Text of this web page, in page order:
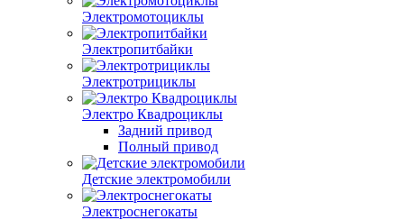
Электромотоциклы
Электропитбайки
Электротрициклы
Электро Квадроциклы
Задний привод
Полный привод
Детские электромобили
Электроснегокаты